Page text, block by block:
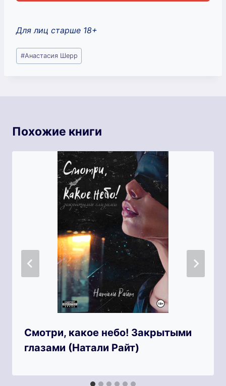
Для лиц старше 18+
Метки
записи:
#Анастасия Шерр
Похожие книги
Смотри, какое небо! Закрытыми
глазами (Натали Райт)